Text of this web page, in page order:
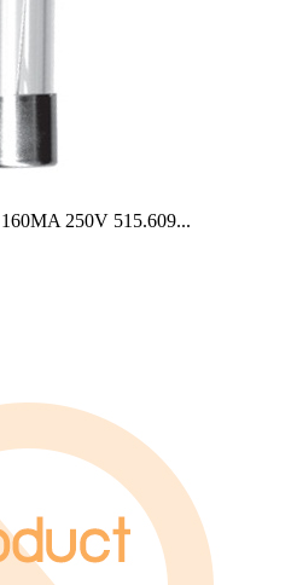
250V 515.609...